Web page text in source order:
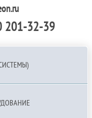
201-32-39